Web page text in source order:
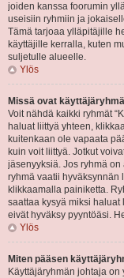
joiden kanssa foorumin
useisiin ryhmiin ja
Tämä tarjoaa ylläpitäjille
käyttäjille kerralla, kuten
suljetulle alueelle.
Ylös
Missä ovat
Voit nähdä kaikki ryhmät
haluat liittyä yhteen,
kuitenkaan ole vapaata
kuin voit liittyä. Jotkut
jäsenyyksiä. Jos ryhmä
ryhmä vaatii hyväksynnän
klikkaamalla painiketta.
saattaa kysyä miksi
eivät hyväksy pyyntöäsi.
Ylös
Miten pääsen
Käyttäjäryhmän johtaja